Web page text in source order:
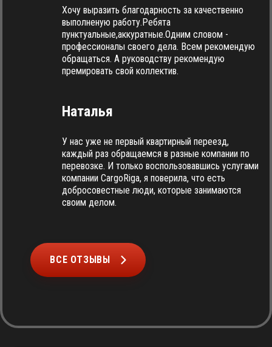
Хочу выразить благодарность за качественно
выполненую работу.Ребята
пунктуальные,аккуратные.Одним словом -
профессионалы своего дела. Всем рекомендую
обращаться. А руководству рекомендую
премировать свой коллектив.
Наталья
У нас уже не первый квартирный переезд,
каждый раз обращаемся в разные компании по
перевозке. И только воспользовавшись услугами
компании CargoRiga, я поверила, что есть
добросовестные люди, которые занимаются
своим делом.
ВСЕ ОТЗЫВЫ